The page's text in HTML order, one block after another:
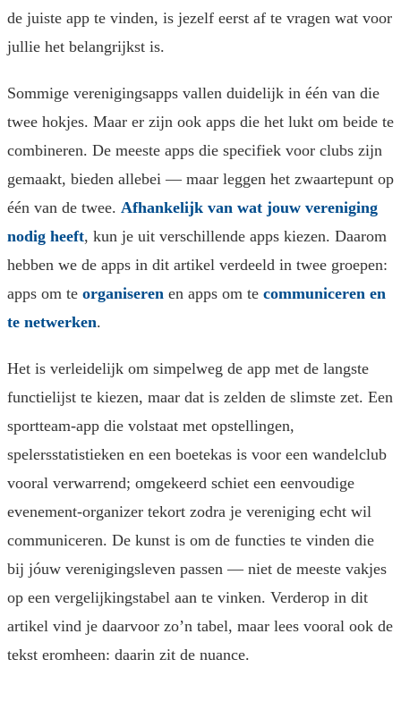
de juiste app te vinden, is jezelf eerst af te vragen wat voor
jullie het belangrijkst is.
Sommige verenigingsapps vallen duidelijk in één van die
twee hokjes. Maar er zijn ook apps die het lukt om beide te
combineren. De meeste apps die specifiek voor clubs zijn
gemaakt, bieden allebei — maar leggen het zwaartepunt op
één van de twee. Afhankelijk van wat jouw vereniging
nodig heeft, kun je uit verschillende apps kiezen. Daarom
hebben we de apps in dit artikel verdeeld in twee groepen:
apps om te organiseren en apps om te communiceren en
te netwerken.
Het is verleidelijk om simpelweg de app met de langste
functielijst te kiezen, maar dat is zelden de slimste zet. Een
sportteam-app die volstaat met opstellingen,
spelersstatistieken en een boetekas is voor een wandelclub
vooral verwarrend; omgekeerd schiet een eenvoudige
evenement-organizer tekort zodra je vereniging echt wil
communiceren. De kunst is om de functies te vinden die
bij jóuw verenigingsleven passen — niet de meeste vakjes
op een vergelijkingstabel aan te vinken. Verderop in dit
artikel vind je daarvoor zo’n tabel, maar lees vooral ook de
tekst eromheen: daarin zit de nuance.